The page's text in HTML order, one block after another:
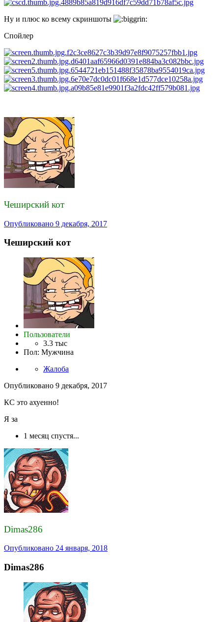
Ну и плюс ко всему скриншоты
Спойлер
Чеширский кот
Опубликовано 9 декабря, 2017
Чеширский кот
Пользователи
3.3 тыс
Пол: Мужчина
Жалоба
Опубликовано 9 декабря, 2017
КС это ахуенно!
Я за
1 месяц спустя...
Dimas286
Опубликовано 24 января, 2018
Dimas286